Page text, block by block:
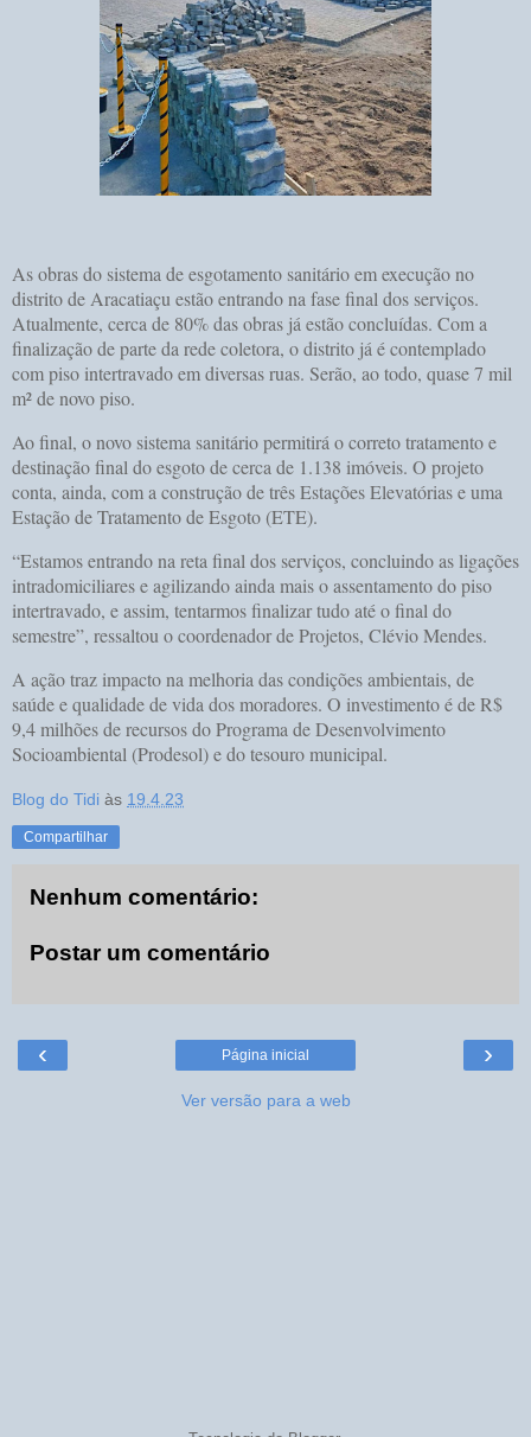
As obras do sistema de esgotamento sanitário em execução no
distrito de Aracatiaçu estão entrando na fase final dos serviços.
Atualmente, cerca de 80% das obras já estão concluídas. Com a
finalização de parte da rede coletora, o distrito já é contemplado
com piso intertravado em diversas ruas. Serão, ao todo, quase 7 mil
m² de novo piso.
Ao final, o novo sistema sanitário permitirá o correto tratamento e
destinação final do esgoto de cerca de 1.138 imóveis. O projeto
conta, ainda, com a construção de três Estações Elevatórias e uma
Estação de Tratamento de Esgoto (ETE).
“Estamos entrando na reta final dos serviços, concluindo as ligações
intradomiciliares e agilizando ainda mais o assentamento do piso
intertravado, e assim, tentarmos finalizar tudo até o final do
semestre”, ressaltou o coordenador de Projetos, Clévio Mendes.
A ação traz impacto na melhoria das condições ambientais, de
saúde e qualidade de vida dos moradores. O investimento é de R$
9,4 milhões de recursos do Programa de Desenvolvimento
Socioambiental (Prodesol) e do tesouro municipal.
Blog do Tidi às 19.4.23
Compartilhar
Nenhum comentário:
Postar um comentário
‹ ›
Página inicial
Ver versão para a web